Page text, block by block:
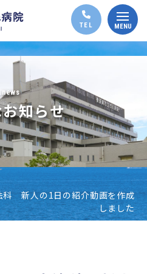
news
知らせ
科 新人の1日の紹介動画を作成
しました